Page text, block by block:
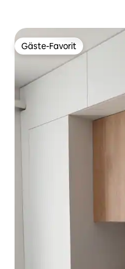
Gäste-Favorit
Gäste-Favorit